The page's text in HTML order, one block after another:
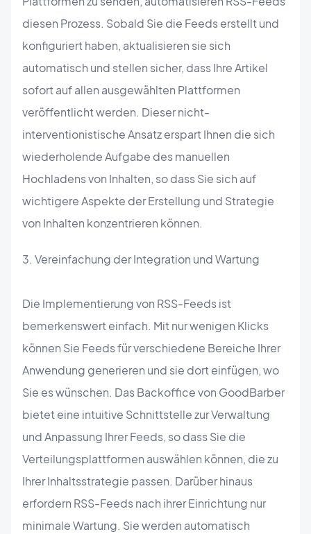
diesen Prozess. Sobald Sie die Feeds erstellt und
konfiguriert haben, aktualisieren sie sich
automatisch und stellen sicher, dass Ihre Artikel
sofort auf allen ausgewählten Plattformen
veröffentlicht werden. Dieser nicht-
interventionistische Ansatz erspart Ihnen die sich
wiederholende Aufgabe des manuellen
Hochladens von Inhalten, so dass Sie sich auf
wichtigere Aspekte der Erstellung und Strategie
von Inhalten konzentrieren können.
3. Vereinfachung der Integration und Wartung
Die Implementierung von RSS-Feeds ist
bemerkenswert einfach. Mit nur wenigen Klicks
können Sie Feeds für verschiedene Bereiche Ihrer
Anwendung generieren und sie dort einfügen, wo
Sie es wünschen. Das Backoffice von GoodBarber
bietet eine intuitive Schnittstelle zur Verwaltung
und Anpassung Ihrer Feeds, so dass Sie die
Verteilungsplattformen auswählen können, die zu
Ihrer Inhaltsstrategie passen. Darüber hinaus
erfordern RSS-Feeds nach ihrer Einrichtung nur
minimale Wartung. Sie werden automatisch